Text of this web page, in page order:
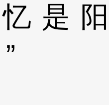
是阳